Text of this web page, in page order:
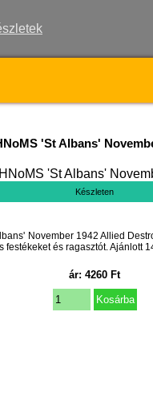
'St Albans'
Készleten
November 1942 Allied
festékeket és ragasztót. Ajánlott
ár:4260 Ft